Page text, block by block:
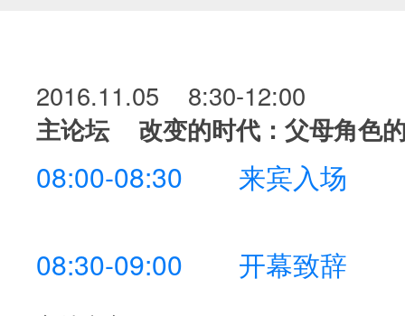
2016.11.05 8:30-12:00
主论坛 改变的时代：父母角色